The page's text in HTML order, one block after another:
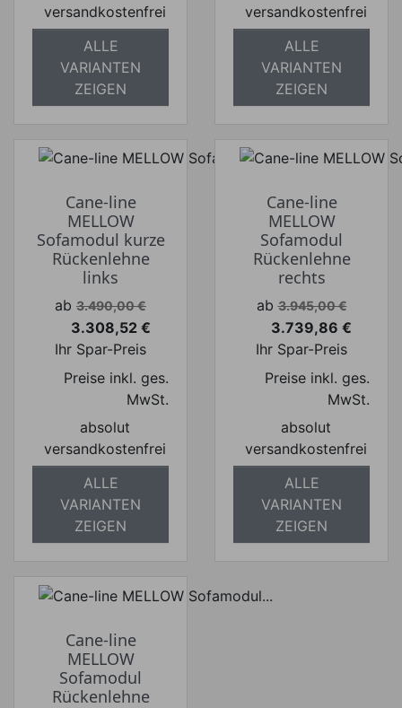
versandkostenfrei
ALLE
VARIANTEN
ZEIGEN
versandkostenfrei
ALLE
VARIANTEN
ZEIGEN
Cane-line
MELLOW
Sofamodul kurze
Rückenlehne
links
Verkaufspreis
ab 3.490,00 €
Preis
3.308,52 €
Ihr Spar-Preis
Preise inkl. ges.
MwSt.
absolut
versandkostenfrei
ALLE
VARIANTEN
ZEIGEN
Cane-line
MELLOW
Sofamodul
Rückenlehne
rechts
Verkaufspreis
ab 3.945,00 €
Preis
3.739,86 €
Ihr Spar-Preis
Preise inkl. ges.
MwSt.
absolut
versandkostenfrei
ALLE
VARIANTEN
ZEIGEN
Cane-line
MELLOW
Sofamodul
Rückenlehne